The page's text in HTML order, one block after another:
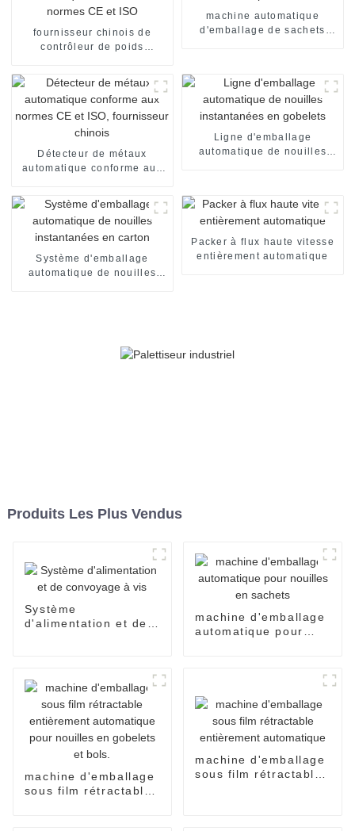
fournisseur chinois de
contrôleur de poids
machine automatique
d'emballage de sachets
Détecteur de métaux
automatique conforme aux
Ligne d'emballage
automatique de nouilles
Système d'emballage
automatique de nouilles
Packer à flux haute vitesse
entièrement automatique
Produits Les Plus Vendus
Système
d'alimentation et de
machine d'emballage
automatique pour
machine d'emballage
sous film rétractable
machine d'emballage
sous film rétractable